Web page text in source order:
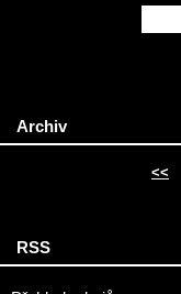
Archiv
<<
RSS